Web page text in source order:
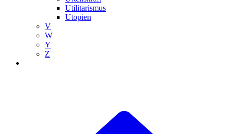
Utilitarismus
Utopien
V
W
Y
Z